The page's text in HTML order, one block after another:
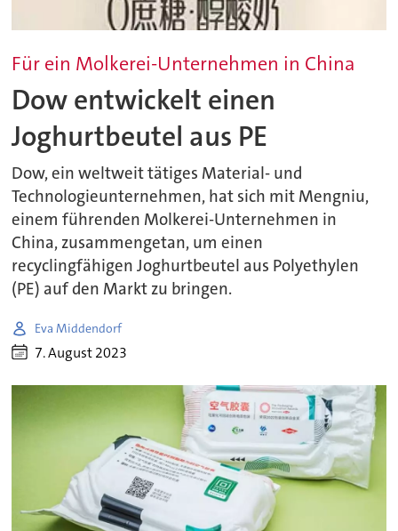
Für ein Molkerei-Unternehmen in China
Dow entwickelt einen
Joghurtbeutel aus PE
Dow, ein weltweit tätiges Material- und
Technologieunternehmen, hat sich mit Mengniu,
einem führenden Molkerei-Unternehmen in
China, zusammengetan, um einen
recyclingfähigen Joghurtbeutel aus Polyethylen
(PE) auf den Markt zu bringen.
Eva Middendorf
7. August 2023